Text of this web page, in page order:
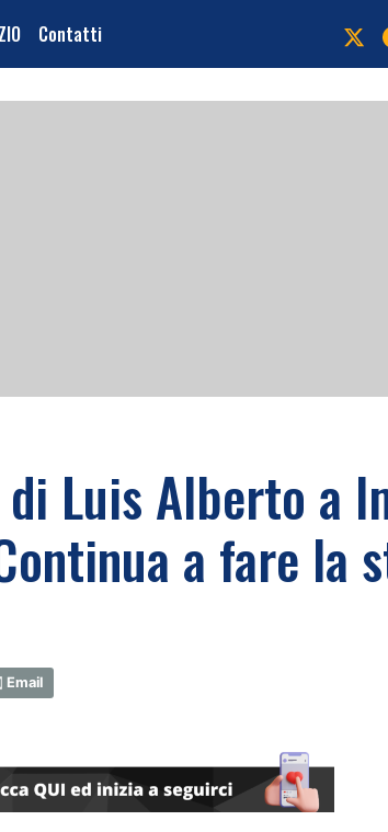
Contatti
Luis Alberto a
a fare la
Email